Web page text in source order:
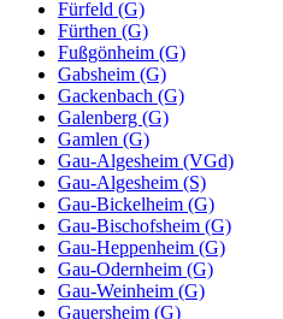
Fürfeld (G)
Fürthen (G)
Fußgönheim (G)
Gabsheim (G)
Gackenbach (G)
Galenberg (G)
Gamlen (G)
Gau-Algesheim (VGd)
Gau-Algesheim (S)
Gau-Bickelheim (G)
Gau-Bischofsheim (G)
Gau-Heppenheim (G)
Gau-Odernheim (G)
Gau-Weinheim (G)
Gauersheim (G)